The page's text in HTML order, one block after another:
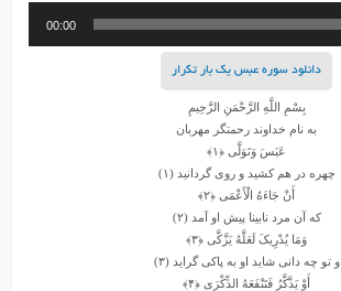
00:00
دانلود سوره عبس یک بار تکرار
بِسْمِ اللَّهِ الرَّحْمَنِ الرَّحِیمِ
به نام خداوند رحمتگر مهربان
عَبَسَ وَتَوَلَّى ﴿۱﴾
چهره در هم کشید و روى گردانید (۱)
أَنْ جَاءَهُ الْأَعْمَى ﴿۲﴾
که آن مرد نابینا پیش او آمد (۲)
وَمَا یُدْرِیکَ لَعَلَّهُ یَزَّکَّى ﴿۳﴾
و تو چه دانى شاید او به پاکى گراید (۳)
أَوْ یَذَّکَّرُ فَتَنْفَعَهُ الذِّکْرَى ﴿۴﴾